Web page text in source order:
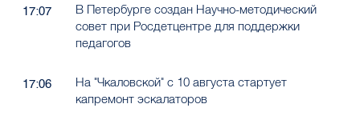
17:07
В Петербурге создан Научно-методический
совет при Росдетцентре для поддержки
педагогов
17:06
На "Чкаловской" с 10 августа стартует
капремонт эскалаторов